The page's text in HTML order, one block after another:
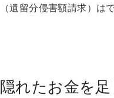
（遺留分侵害額請求）
隠れたお金を